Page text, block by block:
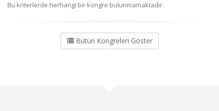
Bu kriterlerde herhangi bir kongre bulunmamaktadır.
Bütün Kongreleri Göster